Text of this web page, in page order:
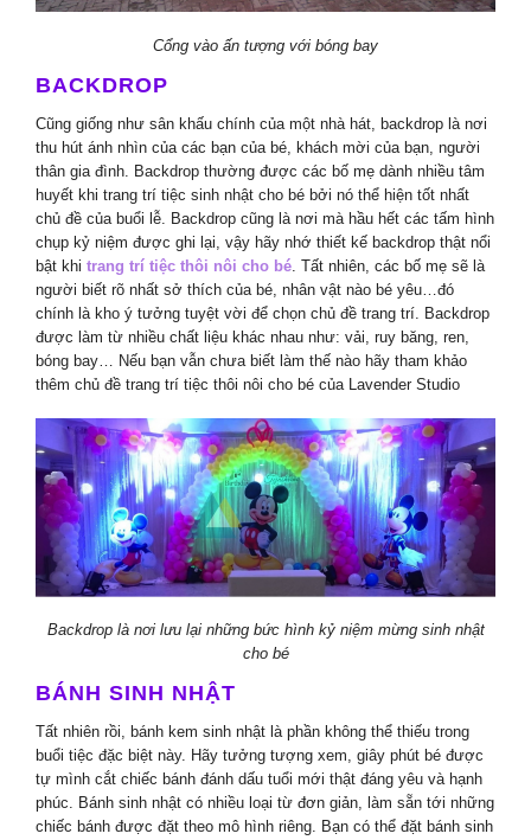
Cổng vào ấn tượng với bóng bay
BACKDROP
Cũng giống như sân khấu chính của một nhà hát, backdrop là nơi
thu hút ánh nhìn của các bạn của bé, khách mời của bạn, người
thân gia đình. Backdrop thường được các bố mẹ dành nhiều tâm
huyết khi trang trí tiệc sinh nhật cho bé bởi nó thể hiện tốt nhất
chủ đề của buổi lễ. Backdrop cũng là nơi mà hầu hết các tấm hình
chụp kỷ niệm được ghi lại, vậy hãy nhớ thiết kế backdrop thật nổi
bật khi trang trí tiệc thôi nôi cho bé . Tất nhiên, các bố mẹ sẽ là
người biết rõ nhất sở thích của bé, nhân vật nào bé yêu…đó
chính là kho ý tưởng tuyệt vời để chọn chủ đề trang trí. Backdrop
được làm từ nhiều chất liệu khác nhau như: vải, ruy băng, ren,
bóng bay… Nếu bạn vẫn chưa biết làm thế nào hãy tham khảo
thêm chủ đề trang trí tiệc thôi nôi cho bé của Lavender Studio
Backdrop là nơi lưu lại những bức hình kỷ niệm mừng sinh nhật
cho bé
BÁNH SINH NHẬT
Tất nhiên rồi, bánh kem sinh nhật là phần không thể thiếu trong
buổi tiệc đặc biệt này. Hãy tưởng tượng xem, giây phút bé được
tự mình cắt chiếc bánh đánh dấu tuổi mới thật đáng yêu và hạnh
phúc. Bánh sinh nhật có nhiều loại từ đơn giản, làm sẵn tới những
chiếc bánh được đặt theo mô hình riêng. Bạn có thể đặt bánh sinh